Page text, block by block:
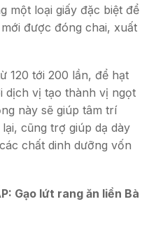
một loại giấy đặc biệt để
được đóng chai, xuất
120 tới 200 lần, để hạt
dịch vị tạo thành vị ngọt
này sẽ giúp tâm trí
cũng trợ giúp dạ dày
chất dinh dưỡng vốn
Gạo lứt rang ăn liền Bà